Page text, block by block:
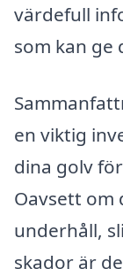
värdefull
som kan ge
en viktig
dina golv
Oavsett om
underhåll,
skador är